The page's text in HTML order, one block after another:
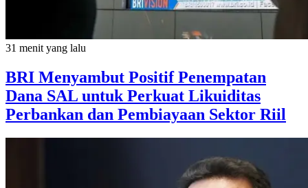
31 menit yang lalu
BRI Menyambut Positif Penempatan
Dana SAL untuk Perkuat Likuiditas
Perbankan dan Pembiayaan Sektor Riil